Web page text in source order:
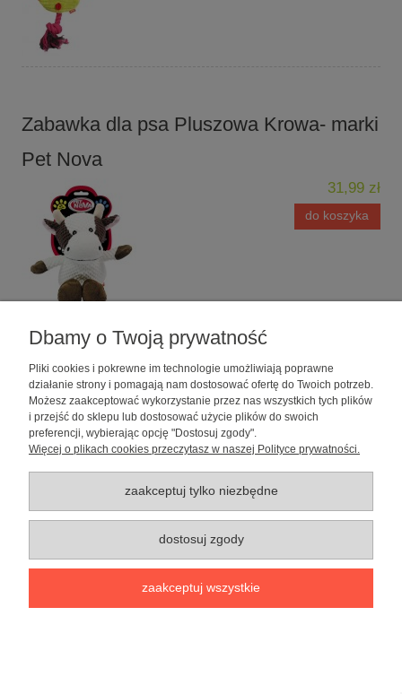
Zabawka dla psa Pluszowa Krowa- marki
Pet Nova
31,99 zł
do koszyka
Zabawka dla psa Potwór
22,99 zł
Zabawka dla psa Pszczoła
Dbamy o Twoją prywatność
Pliki cookies i pokrewne im technologie umożliwiają poprawne
działanie strony i pomagają nam dostosować ofertę do Twoich potrzeb.
Możesz zaakceptować wykorzystanie przez nas wszystkich tych plików
i przejść do sklepu lub dostosować użycie plików do swoich
preferencji, wybierając opcję "Dostosuj zgody".
Więcej o plikach cookies przeczytasz w naszej Polityce prywatności.
zaakceptuj tylko niezbędne
dostosuj zgody
zaakceptuj wszystkie